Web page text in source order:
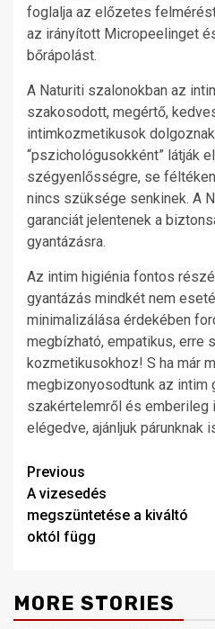
foglalja az előzetes
az irányított Micropeelinget
bőrápolást.
A Naturiti szalonokban az
szakosodott, megértő,
intimkozmetikusok
“pszichológusokként” látják
szégyenlősségre, se
nincs szüksége senkinek. A
garanciát jelentenek a
gyantázásra.
Az intim higiénia fontos
gyantázás mindkét nem
minimalizálása érdekében
megbízható, empatikus, erre
kozmetikusokhoz! S ha már
megbizonyosodtunk az intim
szakértelemről és emberileg
elégedve, ajánljuk párunknak
Post
navigation
Previous
A vizesedés
megszüntetése a kiváltó
októl függ
MORE STORIES